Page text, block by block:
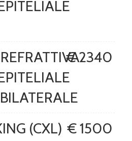
€ 2340
(CXL) € 1500